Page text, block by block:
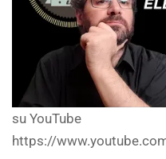
su YouTube
https://